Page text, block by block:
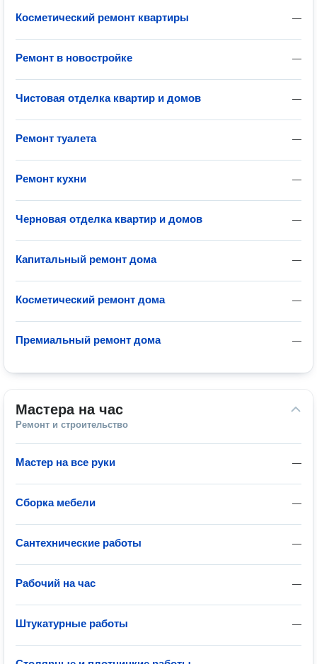
—
Косметический ремонт квартиры
—
Ремонт в новостройке
—
Чистовая отделка квартир и домов
—
Ремонт туалета
—
Ремонт кухни
—
Черновая отделка квартир и домов
—
Капитальный ремонт дома
—
Косметический ремонт дома
—
Премиальный ремонт дома
Мастера на час
Ремонт и строительство
—
Мастер на все руки
—
Сборка мебели
—
Сантехнические работы
—
Рабочий на час
—
Штукатурные работы